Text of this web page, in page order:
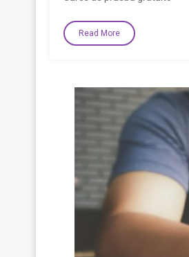
Read More